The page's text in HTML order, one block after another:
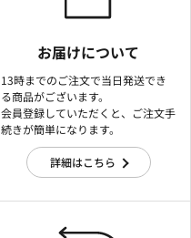
お届けについて
13時までのご注文で当日発送でき
る商品がございます。
会員登録していただくと、ご注文手
続きが簡単になります。
詳細はこちら